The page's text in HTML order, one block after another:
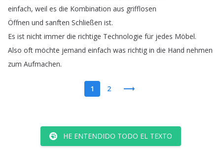
einfach, weil es die Kombination aus grifflosen
Öffnen und sanften Schließen ist.
Es ist nicht immer die richtige Technologie für jedes Möbel.
Also oft möchte jemand einfach was richtig in die Hand nehmen
zum Aufmachen.
1 2
HE ENTENDIDO TODO EL TEXTO